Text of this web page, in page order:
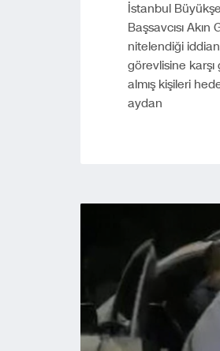
İstanbul
Başsavcısı
nitelendiği
görevlisine
almış kişileri
aydan